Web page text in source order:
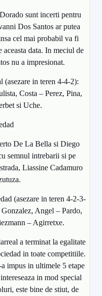
sunt incerti pentru
Dos Santos ar putea
cel mai probabil va fi
aceasta data. In meciul de
nu a impresionat.
in teren 4-4-2):
Costa – Perez, Pina,
si Uche.
De La Bella si Diego
semnul intrebarii si pe
Liassine Cadamuro
(asezare in teren 4-2-3-
Angel – Pardo,
– Agirretxe.
a terminat la egalitate
in toate competitiile.
impus in ultimele 5 etape
in mod special
este bine de stiut, de